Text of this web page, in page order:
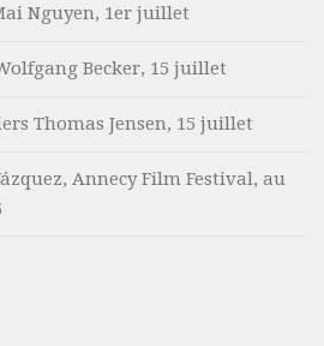
Nguyen, 1er juillet
Becker, 15 juillet
Thomas Jensen, 15 juillet
Annecy Film Festival, au